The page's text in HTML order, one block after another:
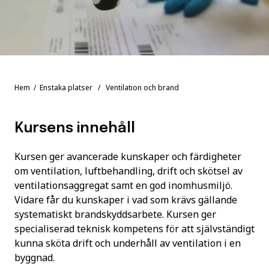
Hem / Enstaka platser / Ventilation och brand
Kursens innehåll
Kursen ger avancerade kunskaper och färdigheter
om ventilation, luftbehandling, drift och skötsel av
ventilationsaggregat samt en god inomhusmiljö.
Vidare får du kunskaper i vad som krävs gällande
systematiskt brandskyddsarbete. Kursen ger
specialiserad teknisk kompetens för att självständigt
kunna sköta drift och underhåll av ventilation i en
byggnad.